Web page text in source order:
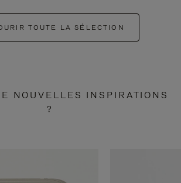
TOUTE LA SÉLECTION
NOUVELLES INSPIRATIONS
?